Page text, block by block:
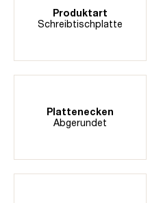
Produktart
Schreibtischplatte
Plattenecken
Abgerundet